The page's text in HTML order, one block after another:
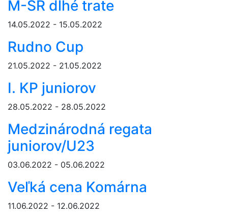
M-SR dlhé trate
14.05.2022 - 15.05.2022
Rudno Cup
21.05.2022 - 21.05.2022
I. KP juniorov
28.05.2022 - 28.05.2022
Medzinárodná regata
juniorov/U23
03.06.2022 - 05.06.2022
Veľká cena Komárna
11.06.2022 - 12.06.2022